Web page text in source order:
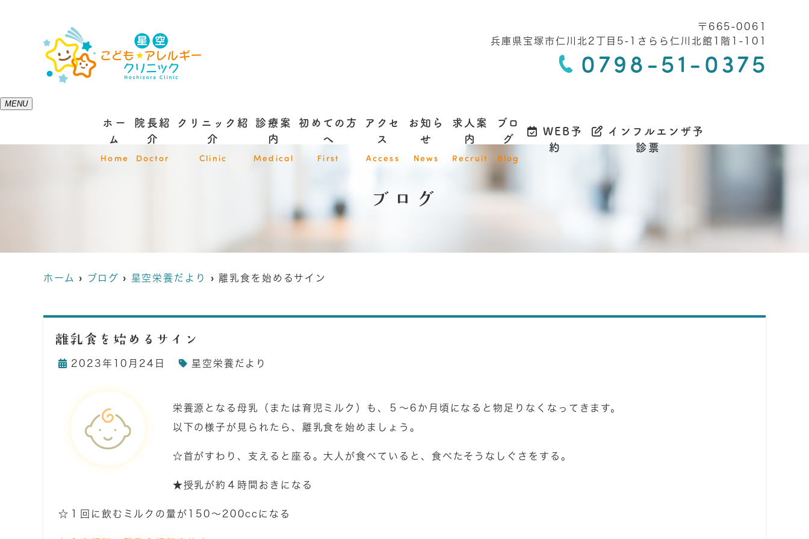
〒665-0061
兵庫県宝塚市仁川北2丁目5-1さらら仁川北館1階1-101
0798-51-0375
MENU
ホー
ム
Home
院長紹
介
Doctor
クリニック紹
介
Clinic
診療案
内
Medical
初めての方
へ
First
アクセ
ス
Access
お知ら
せ
News
求人案
内
Recruit
ブロ
グ
Blog
WEB予
約
インフルエンザ予
診票
ブログ
ホーム ブログ 星空栄養だより 離乳食を始めるサイン
離乳食を始めるサイン
2023年10月24日 星空栄養だより
栄養源となる母乳（または育児ミルク）も、５～6か月頃になると物足りなくなってきます。
以下の様子が見られたら、離乳食を始めましょう。
☆首がすわり、支えると座る。大人が食べていると、食べたそうなしぐさをする。
★授乳が約４時間おきになる
☆１回に飲むミルクの量が150～200ccになる